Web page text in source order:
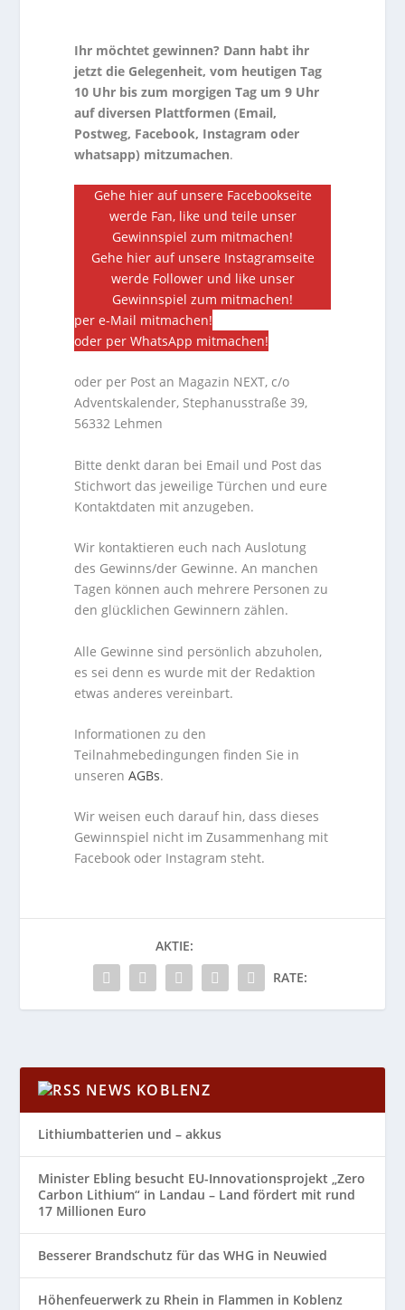
Ihr möchtet gewinnen? Dann habt ihr
jetzt die Gelegenheit, vom heutigen Tag
10 Uhr bis zum morgigen Tag um 9 Uhr
auf diversen Plattformen (Email,
Postweg, Facebook, Instagram oder
whatsapp) mitzumachen.
Gehe hier auf unsere Facebookseite
werde Fan, like und teile unser
Gewinnspiel zum mitmachen!
Gehe hier auf unsere Instagramseite
werde Follower und like unser
Gewinnspiel zum mitmachen!
per e-Mail mitmachen!
oder per WhatsApp mitmachen!
oder per Post an Magazin NEXT, c/o
Adventskalender, Stephanusstraße 39,
56332 Lehmen
Bitte denkt daran bei Email und Post das
Stichwort das jeweilige Türchen und eure
Kontaktdaten mit anzugeben.
Wir kontaktieren euch nach Auslotung
des Gewinns/der Gewinne. An manchen
Tagen können auch mehrere Personen zu
den glücklichen Gewinnern zählen.
Alle Gewinne sind persönlich abzuholen,
es sei denn es wurde mit der Redaktion
etwas anderes vereinbart.
Informationen zu den
Teilnahmebedingungen finden Sie in
unserenAGBs.
Wir weisen euch darauf hin, dass dieses
Gewinnspiel nicht im Zusammenhang mit
Facebook oder Instagram steht.
AKTIE:
RATE:
NEWS KOBLENZ
Lithiumbatterien und – akkus
Minister Ebling besucht EU-Innovationsprojekt „Zero
Carbon Lithium“ in Landau – Land fördert mit rund
17 Millionen Euro
Besserer Brandschutz für das WHG in Neuwied
Höhenfeuerwerk zu Rhein in Flammen in Koblenz